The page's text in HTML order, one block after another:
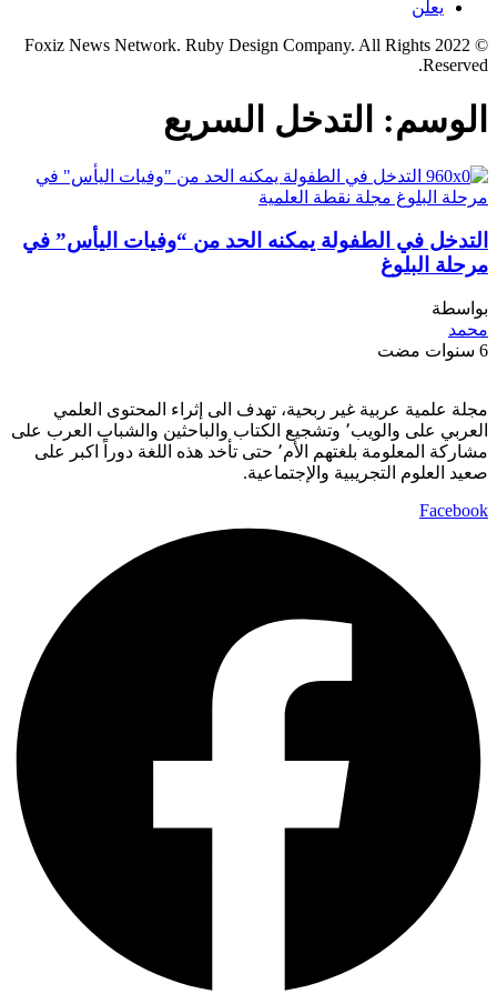
يعلن
© 2022 Foxiz News Network. Ruby Design Company. All Rights
Reserved.
الوسم: التدخل السريع
التدخل في الطفولة يمكنه الحد من “وفيات اليأس” في
مرحلة البلوغ
بواسطة
محمد
6 سنوات مضت
مجلة علمية عربية غير ربحية، تهدف الى إثراء المحتوى العلمي
العربي على والويب٬ وتشجيع الكتاب والباحثين والشباب العرب على
مشاركة المعلومة بلغتهم الأم٬ حتى تأخد هذه اللغة دوراً اكبر على
صعيد العلوم التجريبية والإجتماعية.
Facebook